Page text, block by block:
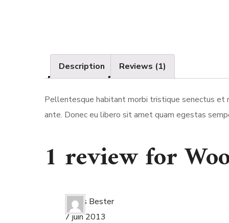
Description Reviews (1)
Pellentesque habitant morbi tristique senectus et
ante. Donec eu libero sit amet quam egestas
1 review for
Cobus Bester
7 juin 2013